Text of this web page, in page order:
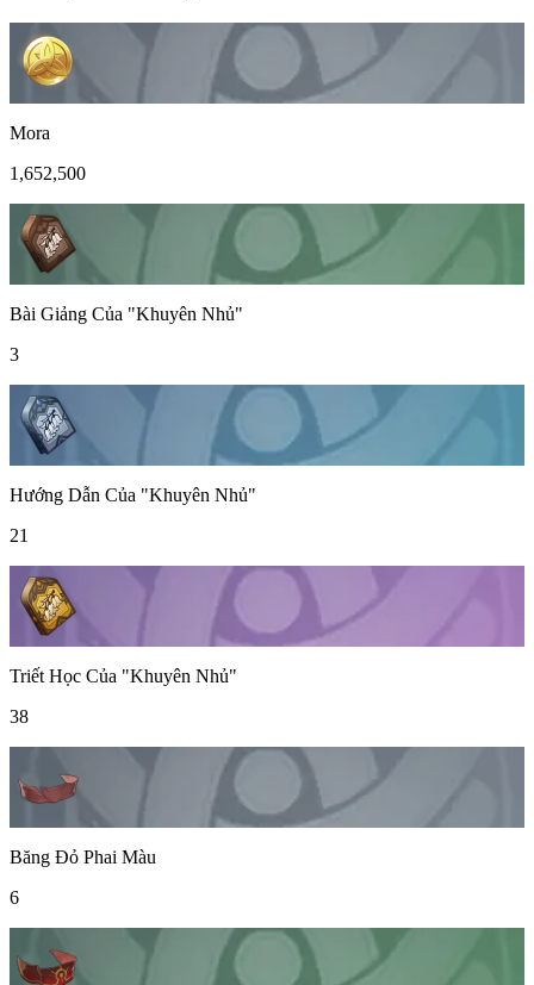
Mora
1,652,500
Bài Giảng Của "Khuyên Nhủ"
3
Hướng Dẫn Của "Khuyên Nhủ"
21
Triết Học Của "Khuyên Nhủ"
38
Băng Đỏ Phai Màu
6